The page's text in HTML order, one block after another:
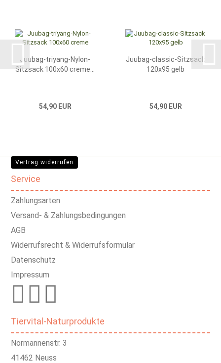
Juubag-triyang-Nylon-
Sitzsack 100x60 creme...
54,90 EUR
Juubag-classic-Sitzsack
120x95 gelb
54,90 EUR
Vertrag widerrufen
Service
Zahlungsarten
Versand- & Zahlungsbedingungen
AGB
Widerrufsrecht & Widerrufsformular
Datenschutz
Impressum
Tiervital-Naturprodukte
Normannenstr. 3
41462 Neuss